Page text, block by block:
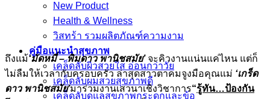
New Product
Health & Wellness
วิสทร้า รวมผลิตภัณฑ์ความงาม
คู่มือแนะนำสุขภาพ
เคล็ดลับผิวสวยใส อ่อนกว่าวัย
เคล็ดลับผมสวยสุขภาพดี
เคล็ดลับดูแลสุขภาพกระดูกและข้อ
ถึงแม้‘มัดหมี่ – พิมดาว พานิชสมัย’ จะคิวงานแน่นแค่ไหน แต่ก็
ไม่ลืมให้เวลากับครอบครัว ล่าสุดสาวตาคมจูงมือคุณแม่ ‘เกร็ด
ดาว พานิชสมัย’มาร่วมงานเสวนาเชิงวิชาการ“รู้ทัน…ป้องกัน